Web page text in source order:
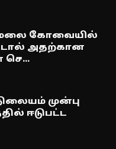
கோவையில்
அதற்கான
முன்பு
ஈடுபட்ட